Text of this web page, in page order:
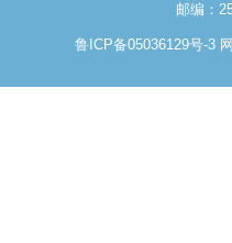
邮编：
鲁ICP备05036129号-3